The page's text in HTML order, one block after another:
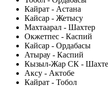
Кайрат - Астана
Кайсар - Жетысу
Махтаарал - Шахтер
Окжетпес - Каспий
Кайсар - Ордабасы
Атырау - Каспий
Кызыл-Жар СК -
Аксу - Актобе
Кайрат - Тобол